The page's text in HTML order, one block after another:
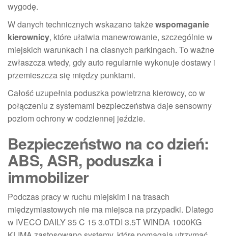
wygodę.
W danych technicznych wskazano takżewspomaganie
kierownicy, które ułatwia manewrowanie, szczególnie w
miejskich warunkach i na ciasnych parkingach. To ważne
zwłaszcza wtedy, gdy auto regularnie wykonuje dostawy i
przemieszcza się między punktami.
Całość uzupełnia poduszka powietrzna kierowcy, co w
połączeniu z systemami bezpieczeństwa daje sensowny
poziom ochrony w codziennej jeździe.
Bezpieczeństwo na co dzień:
ABS, ASR, poduszka i
immobilizer
Podczas pracy w ruchu miejskim i na trasach
międzymiastowych nie ma miejsca na przypadki. Dlatego
w IVECO DAILY 35 C 15 3.0TDI 3.5T WINDA 1000KG